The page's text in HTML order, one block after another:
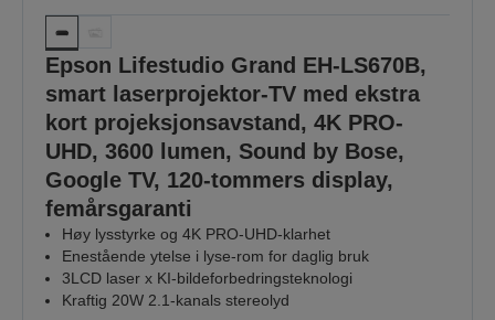
Epson Lifestudio Grand EH-LS670B,
smart laserprojektor-TV med ekstra
kort projeksjonsavstand, 4K PRO-
UHD, 3600 lumen, Sound by Bose,
Google TV, 120-tommers display,
femårsgaranti
Høy lysstyrke og 4K PRO-UHD-klarhet
Enestående ytelse i lyse‑rom for daglig bruk
3LCD laser x KI-bildeforbedringsteknologi
Kraftig 20W 2.1-kanals stereolyd